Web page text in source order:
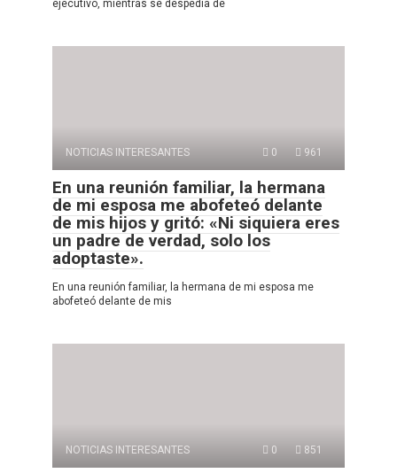
ejecutivo, mientras se despedía de
NOTICIAS INTERESANTES 0 961
En una reunión familiar, la hermana
de mi esposa me abofeteó delante
de mis hijos y gritó: «Ni siquiera eres
un padre de verdad, solo los
adoptaste».
En una reunión familiar, la hermana de mi esposa me
abofeteó delante de mis
NOTICIAS INTERESANTES 0 851